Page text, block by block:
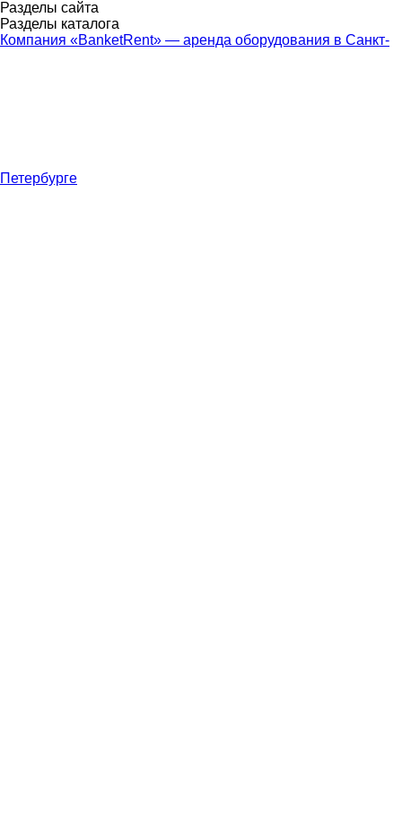
Разделы сайта
Разделы каталога
Компания «BanketRent» — аренда оборудования в Санкт-
Петербурге